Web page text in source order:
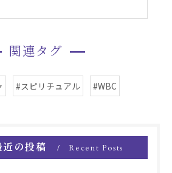
関連タグ
#スピリチュアル #WBC
近の投稿 Recent Posts